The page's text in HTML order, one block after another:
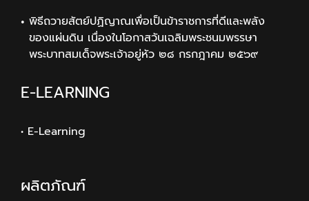
พิธีถวายสัตย์ปฏิญาณเพื่อเป็นข้าราชการที่ดีและพลัง
ของแผ่นดิน เนื่องในโอกาสวันเฉลิมพระชนมพรรษา
พระบาทสมเด็จพระเจ้าอยู่หัว ๒๘ กรกฎาคม ๒๕๖๙
E-LEARNING
• E-Learning
ผลิตภัณฑ์